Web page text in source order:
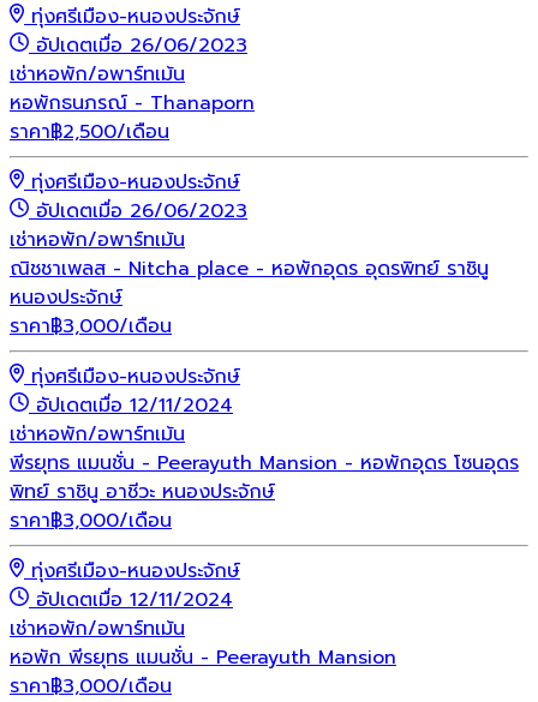
ทุ่งศรีเมือง-หนองประจักษ์
อัปเดตเมื่อ 26/06/2023
เช่าหอพัก/อพาร์ทเม้น
หอพักธนภรณ์ - Thanaporn
ราคา฿2,500/เดือน
ทุ่งศรีเมือง-หนองประจักษ์
อัปเดตเมื่อ 26/06/2023
เช่าหอพัก/อพาร์ทเม้น
ณิชชาเพลส - Nitcha place - หอพักอุดร อุดรพิทย์ ราชินู
หนองประจักษ์
ราคา฿3,000/เดือน
ทุ่งศรีเมือง-หนองประจักษ์
อัปเดตเมื่อ 12/11/2024
เช่าหอพัก/อพาร์ทเม้น
พีรยุทธ แมนชั่น - Peerayuth Mansion - หอพักอุดร โซนอุดร
พิทย์ ราชินู อาชีวะ หนองประจักษ์
ราคา฿3,000/เดือน
ทุ่งศรีเมือง-หนองประจักษ์
อัปเดตเมื่อ 12/11/2024
เช่าหอพัก/อพาร์ทเม้น
หอพัก พีรยุทธ แมนชั่น - Peerayuth Mansion
ราคา฿3,000/เดือน